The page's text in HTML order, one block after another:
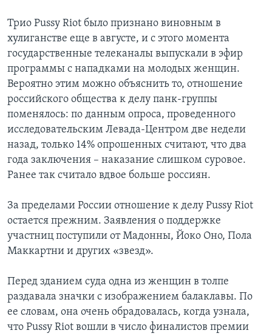
Трио Pussy Riot было признано виновным в
хулиганстве еще в августе, и с этого момента
государственные телеканалы выпускали в эфир
программы с нападками на молодых женщин.
Вероятно этим можно объяснить то, отношение
российского общества к делу панк-группы
поменялось: по данным опроса, проведенного
исследовательским Левада-Центром две недели
назад, только 14% опрошенных считают, что два
года заключения – наказание слишком суровое.
Ранее так считало вдвое больше россиян.
За пределами России отношение к делу Pussy Riot
остается прежним. Заявления о поддержке
участниц поступили от Мадонны, Йоко Оно, Пола
Маккартни и других «звезд».
Перед зданием суда одна из женщин в толпе
раздавала значки с изображением балаклавы. По
ее словам, она очень обрадовалась, когда узнала,
что Pussy Riot вошли в число финалистов премии